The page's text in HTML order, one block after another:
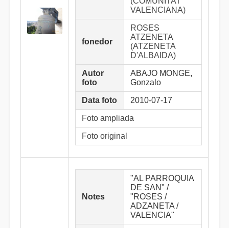
VALENCIANA)
fonedor
ROSES
ATZENETA
(ATZENETA
D'ALBAIDA)
Autor
foto
ABAJO MONGE,
Gonzalo
Data foto 2010-07-17
Foto ampliada
Foto original
Notes
"AL PARROQUIA
DE SAN" /
"ROSES /
ADZANETA /
VALENCIA"